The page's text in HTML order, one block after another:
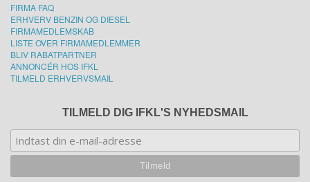
FIRMA FAQ
ERHVERV BENZIN OG DIESEL
FIRMAMEDLEMSKAB
LISTE OVER FIRMAMEDLEMMER
BLIV RABATPARTNER
ANNONCÉR HOS IFKL
TILMELD ERHVERVSMAIL
TILMELD DIG IFKL'S NYHEDSMAIL